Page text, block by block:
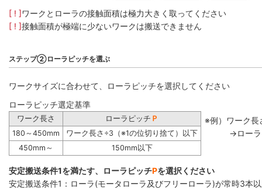
[ ! ]ワークとローラの接触面積は極力大きく取ってください
[ ! ]接触面積が極端に少ないワークは搬送できません
ステップ②ローラピッチを選ぶ
ワークサイズに合わせて、ローラピッチを選択してください
ローラピッチ選定基準
ワーク長さ ローラピッチ Ｐ
180～450mm
ワーク長さ÷3（※1の位切り捨て）以下
450mm～
150mm以下
※例）ワーク
→ローラ
安定搬送条件1を満たす、ローラピッチPを選択ください
安定搬送条件1：ローラ(モータローラ及びフリーローラ)が常時3本